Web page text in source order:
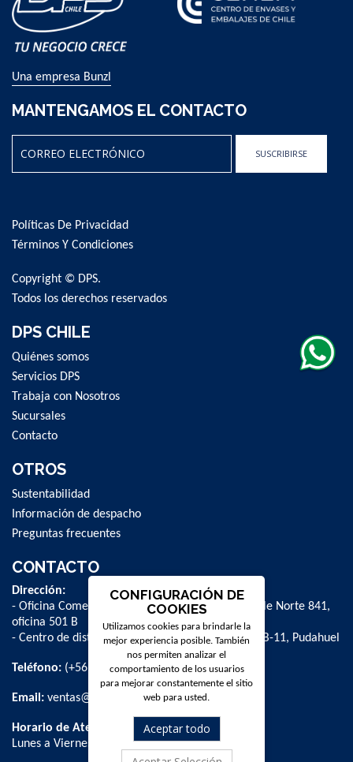
Una empresa Bunzl
MANTENGAMOS EL CONTACTO
Our
Newsletter:
SUSCRIBIRSE
Políticas De Privacidad
Términos Y Condiciones
Copyright © DPS.
Todos los derechos reservados
DPS CHILE
Quiénes somos
Servicios DPS
Trabaja con Nosotros
Sucursales
Contacto
OTROS
Sustentabilidad
Información de despacho
Preguntas frecuentes
CONTACTO
Dirección:
- Oficina Comercial y administrativa: Avenida Valle Norte 841,
oficina 501 B
- Centro de distribución: La Farfana 500, bodega B-11, Pudahuel
Teléfono: (+56 2) 2 584 8900
Email: ventas@dpschile.cl
Horario de Atención:
Lunes a Viernes / 09:00 a 16:00 hrs
CONFIGURACIÓN DE
COOKIES
Utilizamos cookies para brindarle la
mejor experiencia posible. También
nos permiten analizar el
comportamiento de los usuarios
para mejorar constantemente el sitio
web para usted.
Aceptar todo